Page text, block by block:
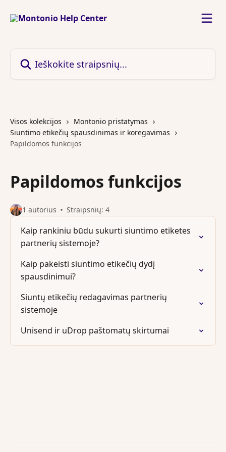
Visos kolekcijos
Montonio pristatymas
Siuntimo etikečių spausdinimas ir koregavimas
Papildomos funkcijos
Papildomos funkcijos
1 autorius Straipsnių: 4
Kaip rankiniu būdu sukurti siuntimo etiketes
partnerių sistemoje?
Kaip pakeisti siuntimo etikečių dydį
spausdinimui?
Siuntų etikečių redagavimas partnerių
sistemoje
Unisend ir uDrop paštomatų skirtumai